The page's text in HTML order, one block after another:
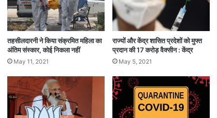
ला
मु
ख्य
मं
त्री
लें
तहसीलदारनी ने किया संक्रमित महिला का
अंतिम संस्कार, कोई निकला नहीं
May 11, 2021
राज्यों और केंद्र शासित प्रदेशों को मुफ्त
प्रदान की 17 करोड़ वैक्सीन : केंद्र
May 5, 2021